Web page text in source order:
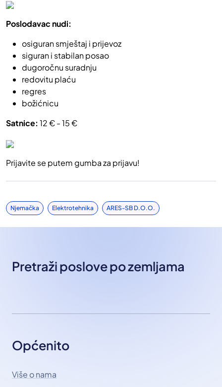
Poslodavac nudi:
osiguran smještaj i prijevoz
siguran i stabilan posao
dugoročnu suradnju
redovitu plaću
regres
božićnicu
Satnice: 12 € - 15 €
Prijavite se putem gumba za prijavu!
Njemačka Elektrotehnika ARES-SB D.o.o.
Pretraži poslove po zemljama
Općenito
Više o nama